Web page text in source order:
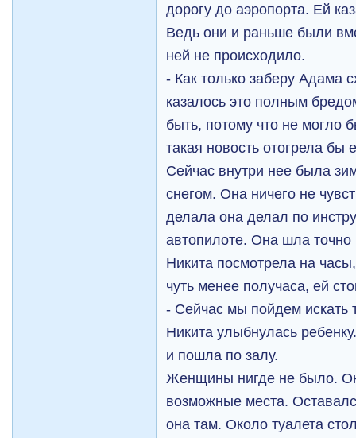
дорогу до аэропорта. Ей
Ведь они и раньше были
ней не происходило.
- Как только заберу Адама
казалось это полным
быть, потому что не могло
такая новость отогрела
Сейчас внутри нее была
снегом. Она ничего не
делала она делал по
автопилоте. Она шла точно
Никита посмотрела на
чуть менее получаса, ей
- Сейчас мы пойдем искать
Никита улыбнулась
и пошла по залу.
Женщины нигде не было.
возможные места.
она там. Около туалета